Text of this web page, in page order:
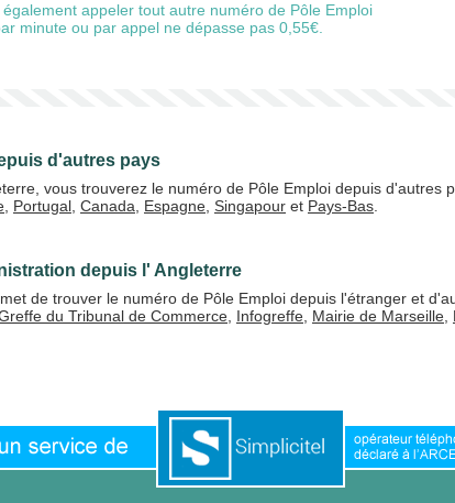
également appeler tout autre numéro de Pôle Emploi
minute ou par appel ne dépasse pas 0,55€.
d'autres pays
vous trouverez le numéro de Pôle Emploi depuis d'autres
Portugal Canada Espagne Singapour et Pays-Bas
depuis l' Angleterre
de trouver le numéro de Pôle Emploi depuis l'étranger et
du Tribunal de Commerce Infogreffe Mairie de Marseille